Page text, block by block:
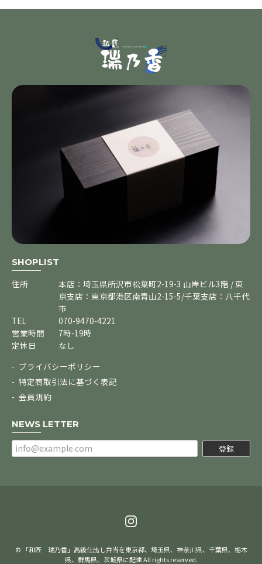
SHOPLIST
住所
本店：埼玉県所沢市松葉町2-19-3 山岸ビル3階 / 東
京支店：東京都港区南青山2-15-5/千葉支店：八千代
市
TEL
070-9470-4221
営業時間
7時-19時
定休日
なし
プライバシーポリシー
特定商取引法に基づく表記
会員規約
NEWS LETTER
登録
© 「和匠 瑞乃香」高級仕出し弁当を東京都、埼玉県、神奈川県、千葉県、栃木
県、群馬県、茨城県に配達 All rights reserved.